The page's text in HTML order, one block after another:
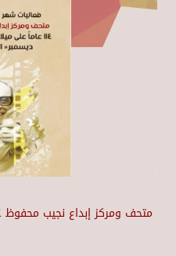
متحف ومركز إبداع نجيب محفوظ ١١٤ عاماً على ميلاد صاحب الثلاثية